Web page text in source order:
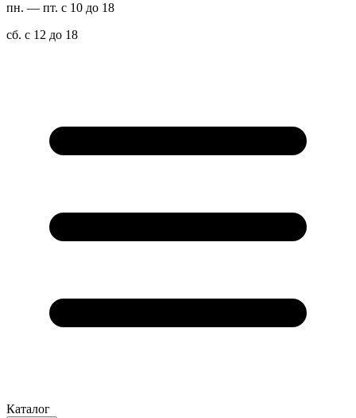
пн. — пт. с 10 до 18
сб. с 12 до 18
Каталог